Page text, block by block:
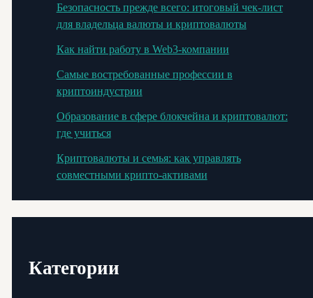
Безопасность прежде всего: итоговый чек-лист
для владельца валюты и криптовалюты
Как найти работу в Web3-компании
Самые востребованные профессии в
криптоиндустрии
Образование в сфере блокчейна и криптовалют:
где учиться
Криптовалюты и семья: как управлять
совместными крипто-активами
Категории